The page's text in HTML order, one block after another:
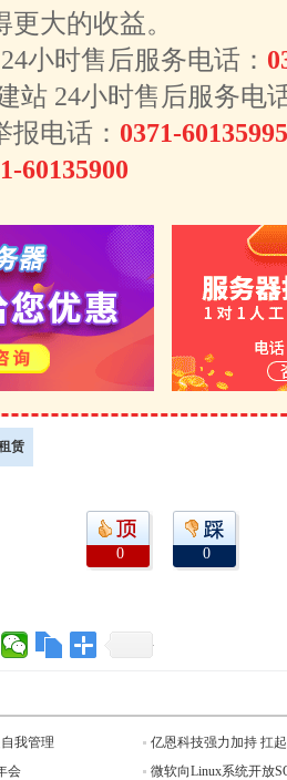
大的收益。
小时售后服务电话：
站 24小时售后服务电
报电话： 0371-60135995
60135900
赁
0 0
我管理
会
亿恩科技强力加持 扛
微软向Linux系统开放